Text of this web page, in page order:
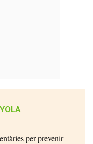
per prevenir